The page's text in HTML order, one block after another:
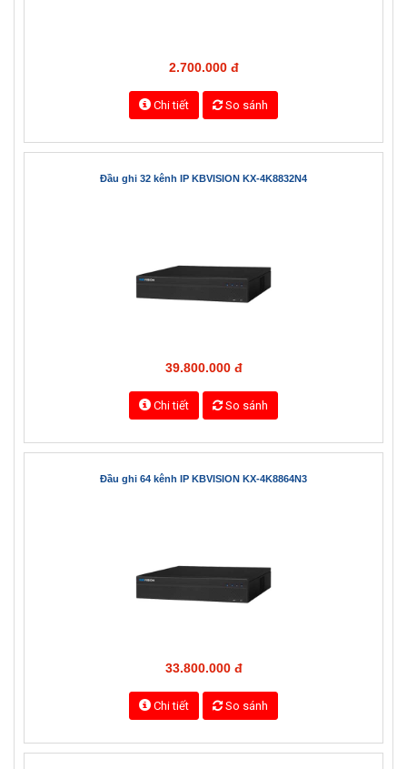
2.700.000 đ
Chi tiết So sánh
Đầu ghi 32 kênh IP KBVISION KX-4K8832N4
39.800.000 đ
Chi tiết So sánh
Đầu ghi 64 kênh IP KBVISION KX-4K8864N3
33.800.000 đ
Chi tiết So sánh